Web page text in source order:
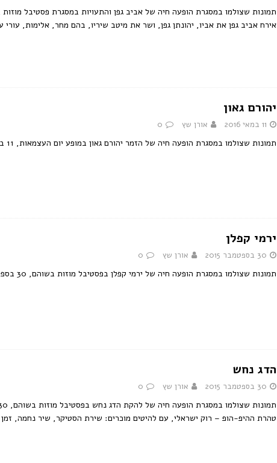
אירח אביב גפן את אביו, יהונתן גפן, ושר את מיטב שיריו, בהם מחר, אלימות, עורי
יהורם גאון
11 במאי 2016 אורן שץ 0
תמונות שצולמו במסגרת הופעה חיה של הזמר יהורם גאון במופע יום העצמאות, 11 במאי 2016.
ירמי קפלן
30 בספטמבר 2015 אורן שץ 0
תמונות שצולמו במסגרת הופעה חיה של ירמי קפלן בפסטיבל מוזות בשוהם, 30 בספטמבר 2015.
הדג נחש
30 בספטמבר 2015 אורן שץ 0
טהרת ההיפ-הופ – רוק ישראלי, עם להיטים מוכרים: שירת הסטיקר, שיר נחמה,